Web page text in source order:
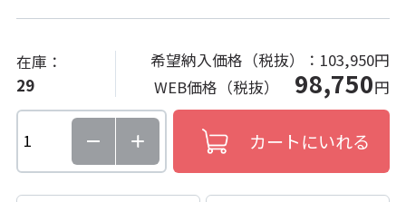
在庫：
29
希望納入価格（税抜）： 103,950円
WEB価格（税抜） 98,750円